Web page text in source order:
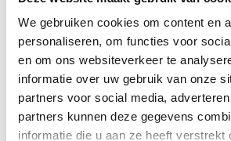
We gebruiken cookies om content en
personaliseren, om functies voor
en om ons websiteverkeer te
informatie over uw gebruik van onze
partners voor social media,
partners kunnen deze gegevens
informatie die u aan ze heeft verstrekt
*Gratis verzending vanaf €150,- exclusief
Kies kleur/maat
€ 35,45 € 45,45excl BTW
€ 42,90 € 55 ,- incl BTW